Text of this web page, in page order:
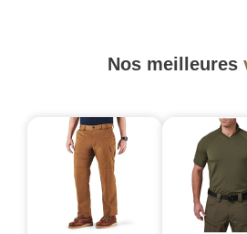
Nos meilleures